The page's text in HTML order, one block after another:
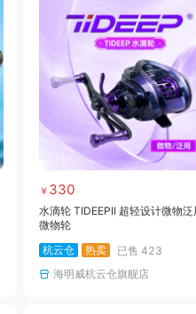
路亚竿 雷强竿
海钓轮 海钓线
￥ 330
水滴轮 TIDEEPII 超轻设计微物泛
微物轮
杭云仓
热卖 已售 423
海明威杭云仓旗舰店